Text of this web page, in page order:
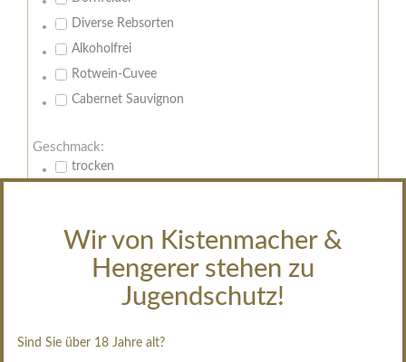
Wir von Kistenmacher &
Hengerer stehen zu
Jugendschutz!
Sind Sie über 18 Jahre alt?
Diverse Rebsorten
Alkoholfrei
Rotwein-Cuvee
Cabernet Sauvignon
Geschmack:
trocken
restsüß
edelsüß
im Holzfass gereift